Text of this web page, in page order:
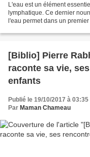
L'eau est un élément
lymphatique. Ce dernier
l'eau permet dans un
[Biblio] Pierre
raconte sa vie,
enfants
Publié le 19/10/2017 à 03:35
Par Maman Chameau